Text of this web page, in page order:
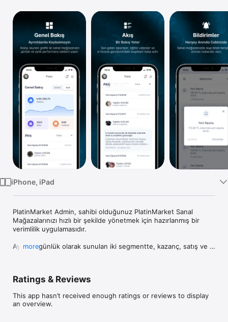
iPad
Vision
TV
DIS SANAYI
STI
iPhone, iPad
PlatinMarket Admin, sahibi olduğunuz PlatinMarket Sanal
Mağazalarınızı hızlı bir şekilde yönetmek için hazırlanmış bir
verimlilik uygulamasıdır.
Aylık ve günlük olarak sunulan iki segmentte, kazanç, satış ve
Zamana göre sıralanmış akış ile sanal mağazanızda gerçekleşen
tarafından potansiyelinizi arttırmak için özenle derlenmiş video
akademi ve e-ticaret gündemiyle sanal mağaza deneyiminizi
more
Ratings & Reviews
This app hasn’t received enough ratings or reviews to display
an overview.